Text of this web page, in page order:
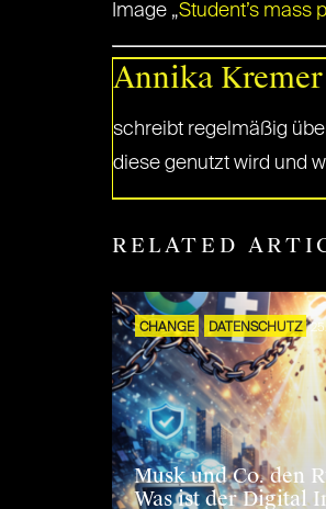
Image „Student’s mass
Annika Kremer
schreibt regelmäßig
diese genutzt wird und
RELATED
CHANGE DATENSCHUTZ
Musk und Co. den
Was ist der Digital